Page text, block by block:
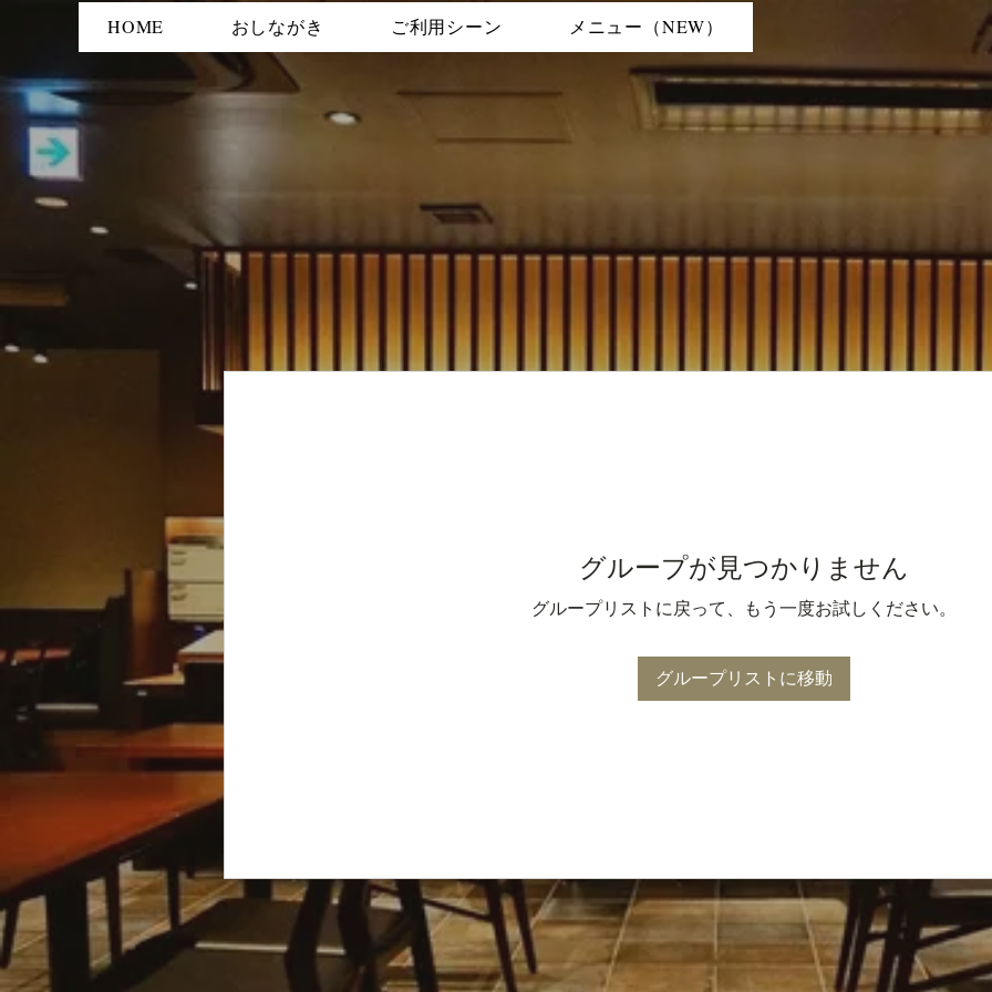
HOME おしながき ご利用シーン メニュー（NEW）
グループが見つかりません
グループリストに戻って、もう一度お試しください。
グループリストに移動